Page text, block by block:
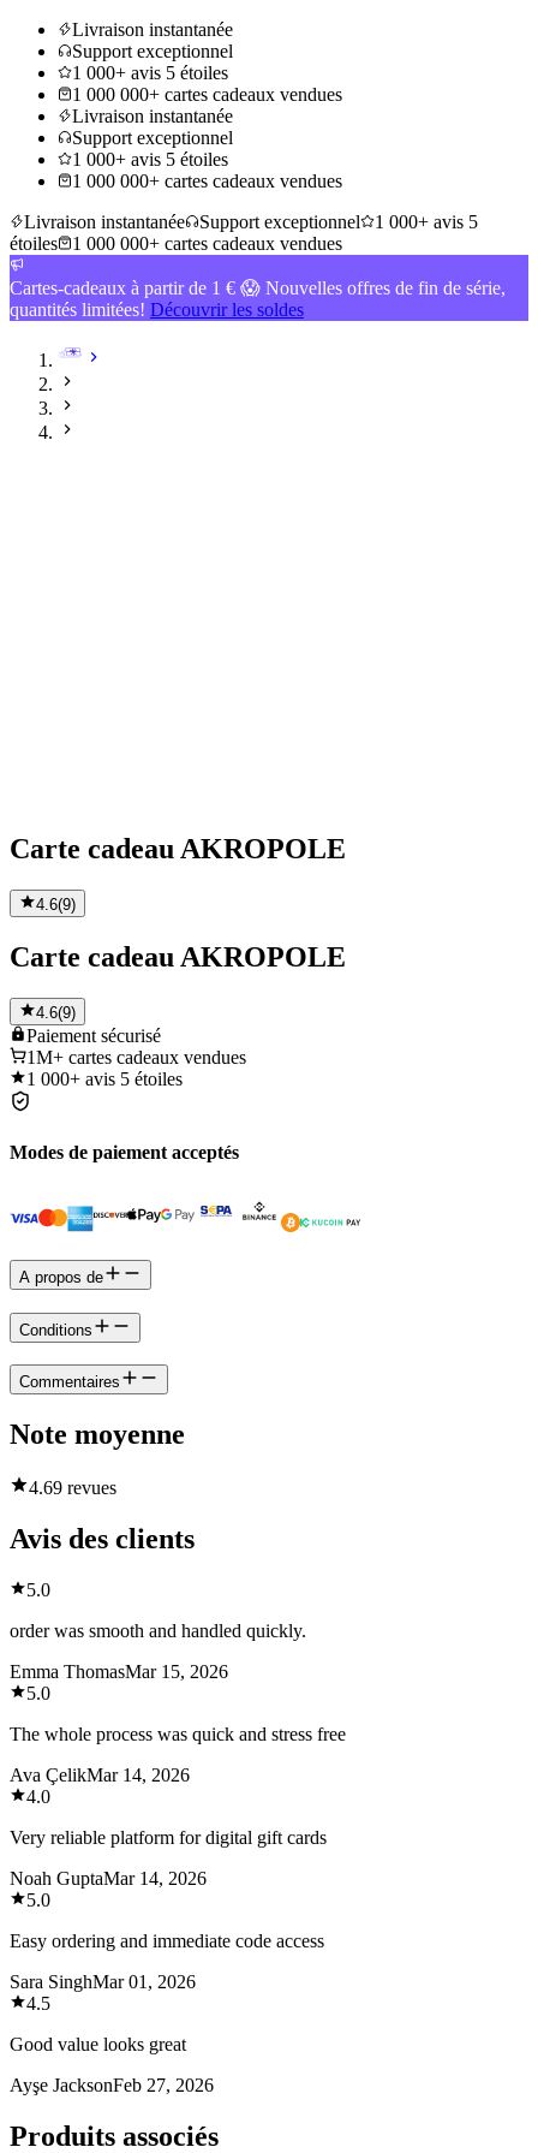
Livraison instantanée
Support exceptionnel
1 000+ avis 5 étoiles
1 000 000+ cartes cadeaux vendues
Livraison instantanée
Support exceptionnel
1 000+ avis 5 étoiles
1 000 000+ cartes cadeaux vendues
Livraison instantanée
Support exceptionnel
1 000+ avis 5
étoiles
1 000 000+ cartes cadeaux vendues
Cartes-cadeaux à partir de 1 € 😱 Nouvelles offres de fin de série,
quantités limitées! Découvrir les soldes
Carte cadeau AKROPOLE
4.6(9)
Carte cadeau AKROPOLE
4.6(9)
Paiement sécurisé
1M+ cartes cadeaux vendues
1 000+ avis 5 étoiles
Modes de paiement acceptés
A propos de
Conditions
Commentaires
Note moyenne
4.69 revues
Avis des clients
5.0
order was smooth and handled quickly.
Emma ThomasMar 15, 2026
5.0
The whole process was quick and stress free
Ava ÇelikMar 14, 2026
4.0
Very reliable platform for digital gift cards
Noah GuptaMar 14, 2026
5.0
Easy ordering and immediate code access
Sara SinghMar 01, 2026
4.5
Good value looks great
Ayşe JacksonFeb 27, 2026
Produits associés